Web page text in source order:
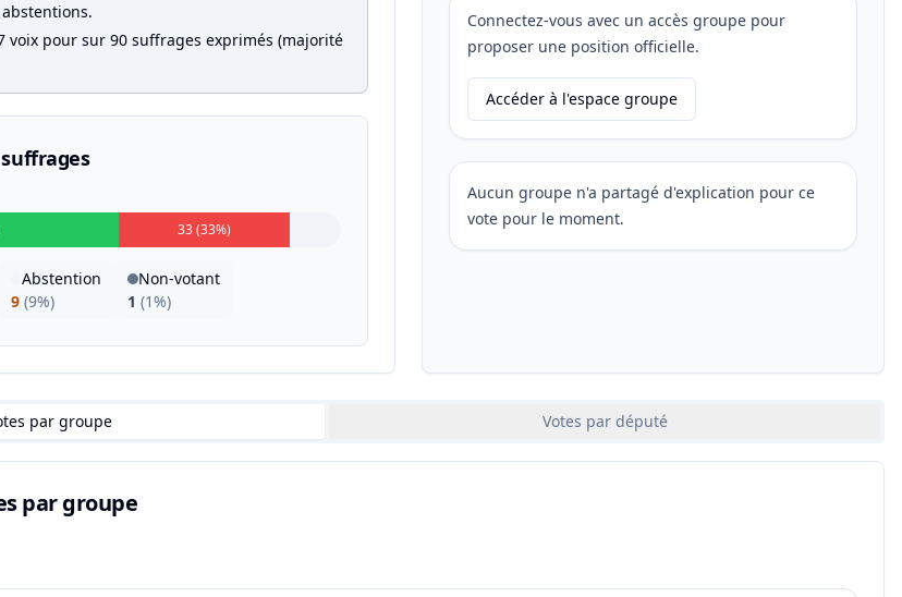
voix pour sur 90 suffrages exprimés (majorité
33 (33%)
Abstention
9 (9%)
Non-votant
1 (1%)
Connectez-vous avec un accès groupe pour
proposer une position officielle.
Accéder à l'espace groupe
Aucun groupe n'a partagé d'explication pour ce
vote pour le moment.
par groupe Votes par député
par groupe